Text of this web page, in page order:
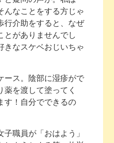
んなことをする方じゃ
行介助をすると、なぜ
とがありませんでし
きなスケベおじいちゃ
ース。陰部に湿疹がで
薬を渡して塗ってく
す！自分でできるの
子職員が「おはよう」